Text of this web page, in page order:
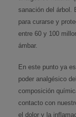
sanación del árbol.
para curarse y
entre 60 y 100
ámbar.
En este punto ya
poder analgésico
composición
contacto con
el dolor y la